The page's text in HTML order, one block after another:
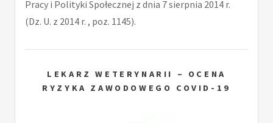
Pracy i Polityki Społecznej z dnia 7 sierpnia 2014 r.
(Dz. U. z 2014 r. , poz. 1145).
LEKARZ WETERYNARII – OCENA
RYZYKA ZAWODOWEGO COVID-19